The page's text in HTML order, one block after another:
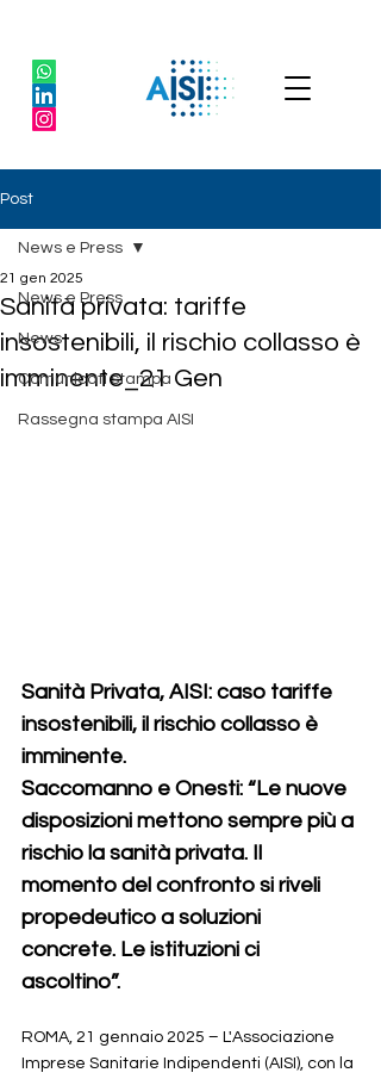
Post
News e Press
News
Comunicati stampa
Rassegna stampa AISI
News e Press
Sanità privata: tariffe
insostenibili, il rischio collasso è
imminente_21 Gen
21 gen 2025
Sanità Privata, AISI: caso tariffe
insostenibili, il rischio collasso è
imminente.
Saccomanno e Onesti: “Le nuove
disposizioni mettono sempre più a
rischio la sanità privata. Il
momento del confronto si riveli
propedeutico a soluzioni
concrete. Le istituzioni ci
ascoltino”.
ROMA, 21 gennaio 2025 – L'Associazione
Imprese Sanitarie Indipendenti (AISI), con la